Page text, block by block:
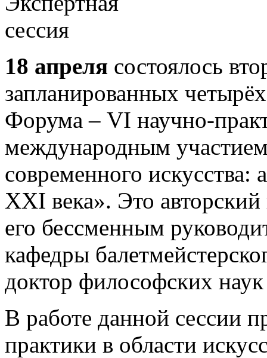
18 апреля состоялось
запланированных
Форума – VI научно-
международным
современного искусства:
XXI века». Это
его бессменным
кафедры
доктор философских
В работе данной сессии
практики в области